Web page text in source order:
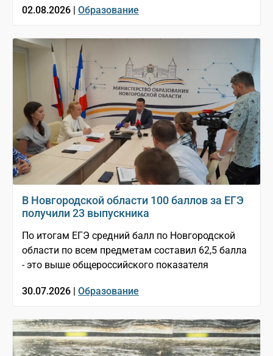
02.08.2026 | Образование
В Новгородской области 100 баллов за ЕГЭ
получили 23 выпускника
По итогам ЕГЭ средний балл по Новгородской
области по всем предметам составил 62,5 балла
- это выше общероссийского показателя
30.07.2026 | Образование